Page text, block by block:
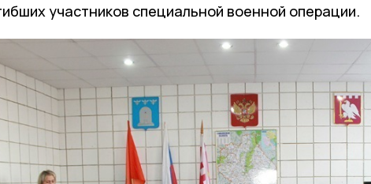
участников специальной военной операции.